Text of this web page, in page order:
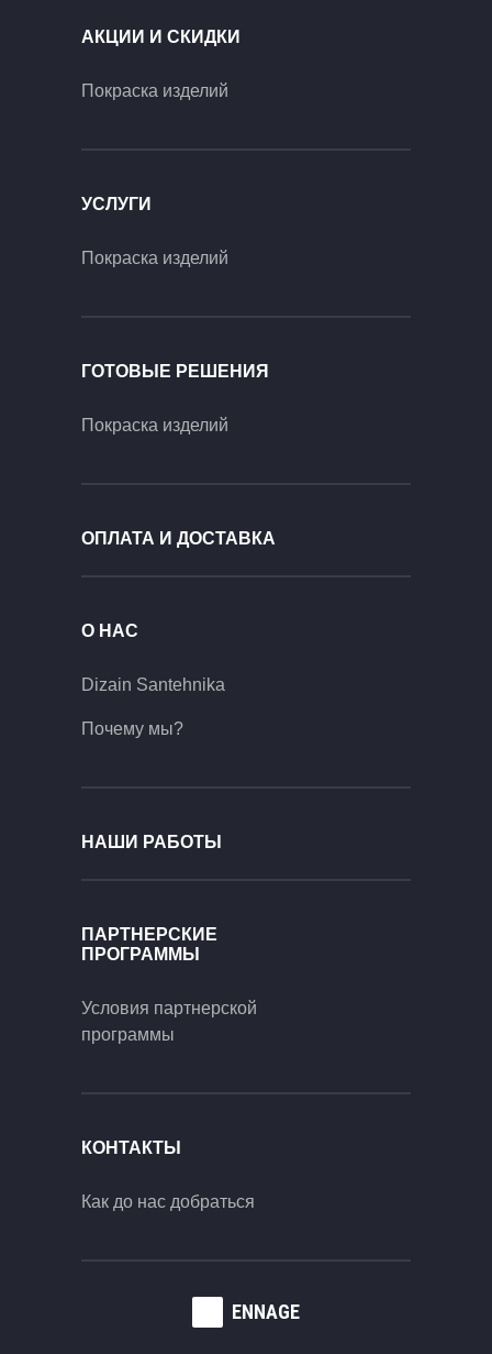
АКЦИИ И СКИДКИ
Покраска изделий
УСЛУГИ
Покраска изделий
ГОТОВЫЕ РЕШЕНИЯ
Покраска изделий
ОПЛАТА И ДОСТАВКА
О НАС
Dizain Santehnika
Почему мы?
НАШИ РАБОТЫ
ПАРТНЕРСКИЕ
ПРОГРАММЫ
Условия партнерской
программы
КОНТАКТЫ
Как до нас добраться
ENNAGE